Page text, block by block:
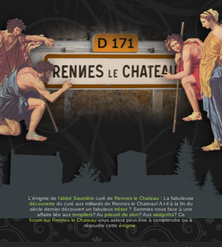
L'énigme de l'abbé Saunière curé de Rennes le Chateau : La fabuleuse
découverte du curé aux milliards de Rennes le Chateau! A t-il à la fin du
siècle dernier découvert un fabuleux trésor? Sommes nous face à une
affaire liée aux templiers? Au prieuré de sion? Aux wisigoths? Ce
forum sur Rennes le Chateauvous aidera peut-être à comprendre ou à
résoudre cetteénigme